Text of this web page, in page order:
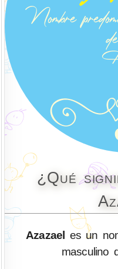
¿Qué
Azazael
es un
masculino